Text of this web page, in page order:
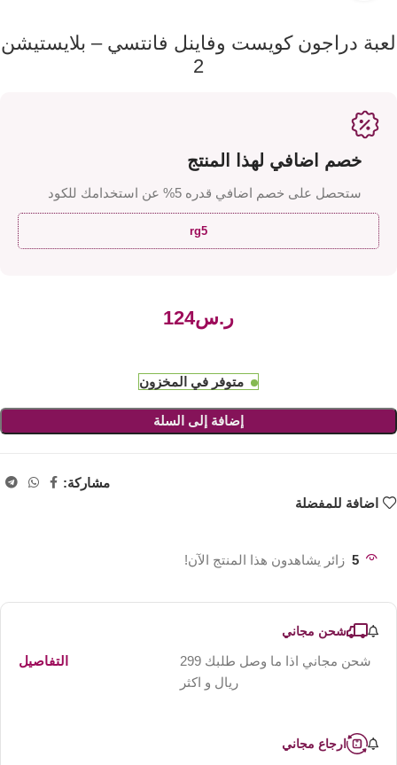
لعبة دراجون كويست وفاينل فانتسي – بلايستيشن
2
خصم اضافي لهذا المنتج
ستحصل على خصم اضافي قدره 5% عن استخدامك للكود
rg5
ر.س
متوفر في المخزون
إضافة إلى السلة
مشاركة:
اضافة للمفضلة
5 زائر يشاهدون هذا المنتج الآن!
شحن مجاني
شحن مجاني اذا ما وصل طلبك 299
ريال و اكثر
التفاصيل
ارجاع مجاني